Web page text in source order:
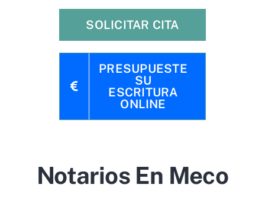
SOLICITAR CITA
PRESUPUESTE
SU
ESCRITURA
ONLINE
Notarios En Meco